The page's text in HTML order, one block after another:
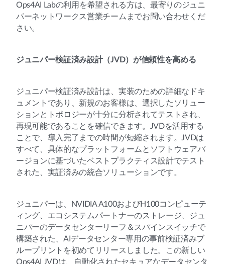
Ops4AI Labの利用を希望される方は、最寄りのジュニ
パーネットワークス営業チームまでお問い合わせくだ
さい。
ジュニパー検証済み設計（JVD）が信頼性を高める
ジュニパー検証済み設計は、実装のための詳細なドキ
ュメントであり、新規のお客様は、選択したソリュー
ションとトポロジーが十分に分析されてテストされ、
再現可能であることを確信できます。JVDを活用する
ことで、導入完了までの時間が短縮されます。JVDは
すべて、具体的なプラットフォームとソフトウェアバ
ージョンに基づいたベストプラクティス設計でテスト
された、実証済みの統合ソリューションです。
ジュニパーは、NVIDIA A100およびH100コンピューテ
ィング、エコシステムパートナーのストレージ、ジュ
ニパーのデータセンターリーフ＆スパインスイッチで
構築された、AIデータセンター専用の事前検証済みブ
ループリントを初めてリリースしました。この新しい
Ops4AI JVDは、自動化されたセキュアなデータセンタ